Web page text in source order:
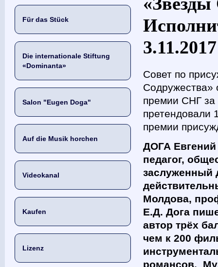
Für das Stück
Die internationale Stiftung
«Dominanta»
Salon "Eugen Doga"
Auf die Musik horchen
Videokanal
Kaufen
Lizenz
3.11.2017
Совет по
Содружества»
премии СНГ за
претендовали
премии
ДОГА
педагог,
заслуженный
Молдова,
Е.Д. Дога
автор трёх
чем к 200